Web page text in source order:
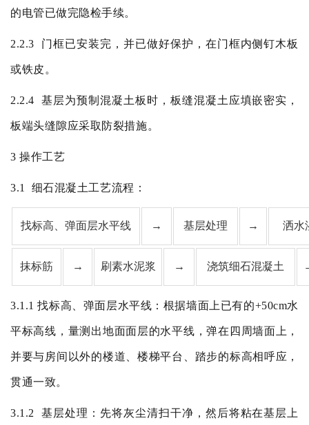
的电管已做完隐检手续。
2.2.3 门框已安装完，并已做好保护，在门框内侧钉木板
或铁皮。
2.2.4 基层为预制混凝土板时，板缝混凝土应填嵌密实，
板端头缝隙应采取防裂措施。
3操作工艺
3.1 细石混凝土工艺流程：
找标高、弹面层水平线 → 基层处理 → 洒水
抹标筋 → 刷素水泥浆 → 浇筑细石混凝土
3.1.1找标高、弹面层水平线：根据墙面上已有的+50cm水
平标高线，量测出地面面层的水平线，弹在四周墙面上，
并要与房间以外的楼道、楼梯平台、踏步的标高相呼应，
贯通一致。
3.1.2 基层处理：先将灰尘清扫干净，然后将粘在基层上